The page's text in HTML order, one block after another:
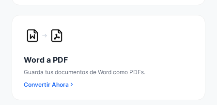
Word a PDF
Guarda tus documentos de Word como PDFs.
Convertir Ahora